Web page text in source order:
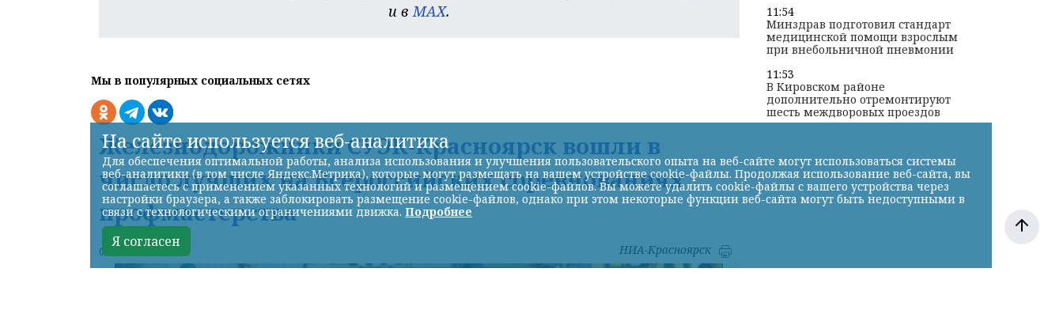
и вMAX.
Мы в популярных социальных сетях
Железнодорожники СУЭК-Красноярск вошли в
число лучших на Всероссийских соревнованиях
профмастерства
07.08.2026 22:13 НИА-Красноярск
11:54
Минздрав подготовил стандарт
медицинской помощи взрослым
при внебольничной пневмонии
11:53
В Кировском районе
дополнительно отремонтируют
шесть междворовых проездов
На сайте используется веб-аналитика
Для обеспечения оптимальной работы, анализа использования и улучшения пользовательского опыта на веб-сайте могут использоваться системы
веб-аналитики (в том числе Яндекс.Метрика), которые могут размещать на вашем устройстве cookie-файлы. Продолжая использование веб-сайта, вы
соглашаетесь с применением указанных технологий и размещением cookie-файлов. Вы можете удалить cookie-файлы с вашего устройства через
настройки браузера, а также заблокировать размещение cookie-файлов, однако при этом некоторые функции веб-сайта могут быть недоступными в
связи с технологическими ограничениями движка. Подробнее
Я согласен